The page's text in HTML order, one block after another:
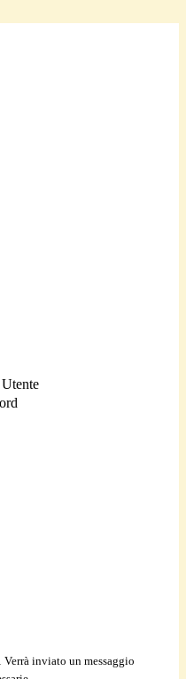
Verrà inviato un messaggio